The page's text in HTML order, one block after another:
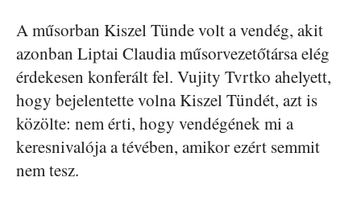
A műsorban Kiszel Tünde volt a vendég, akit
azonban Liptai Claudia műsorvezetőtársa elég
érdekesen konferált fel. Vujity Tvrtko ahelyett,
hogy bejelentette volna Kiszel Tündét, azt is
közölte: nem érti, hogy vendégének mi a
keresnivalója a tévében, amikor ezért semmit
nem tesz.